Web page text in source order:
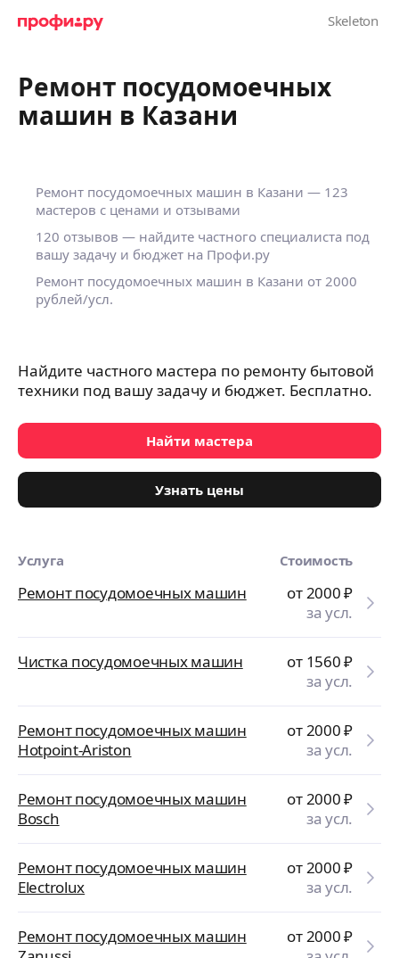
Ремонт посудомоечных
машин в Казани
Ремонт посудомоечных машин в Казани — 123
мастеров с ценами и отзывами
120 отзывов — найдите частного специалиста под
вашу задачу и бюджет на Профи.ру
Ремонт посудомоечных машин в Казани от 2000
рублей/усл.
Найдите частного мастера по ремонту бытовой
техники под вашу задачу и бюджет. Бесплатно.
Найти мастера
Узнать цены
Услуга Стоимость
Ремонт посудомоечных машин от 2000₽
за усл.
Чистка посудомоечных машин от 1560₽
за усл.
Ремонт посудомоечных машин
Hotpoint-Ariston
от 2000₽
за усл.
Ремонт посудомоечных машин
Bosch
от 2000₽
за усл.
Ремонт посудомоечных машин
Electrolux
от 2000₽
за усл.
Ремонт посудомоечных машин
от 2000₽